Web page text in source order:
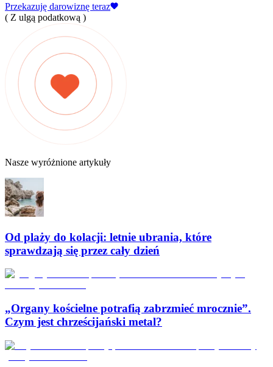
Przekazuję darowiznę teraz
( Z ulgą podatkową )
Nasze wyróżnione artykuły
Od plaży do kolacji: letnie ubrania, które
sprawdzają się przez cały dzień
„Organy kościelne potrafią zabrzmieć mrocznie”.
Czym jest chrześcijański metal?